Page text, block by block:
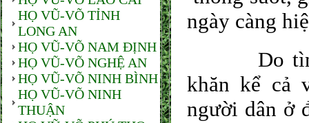
HỌ VŨ-VÕ TỈNH
LONG AN
HỌ VŨ-VÕ NAM ĐỊNH
HỌ VŨ-VÕ NGHỆ AN
HỌ VŨ-VÕ NINH BÌNH
HỌ VŨ-VÕ NINH
THUẬN
ngày càng
Do tình
khăn kể cả
người dân ở